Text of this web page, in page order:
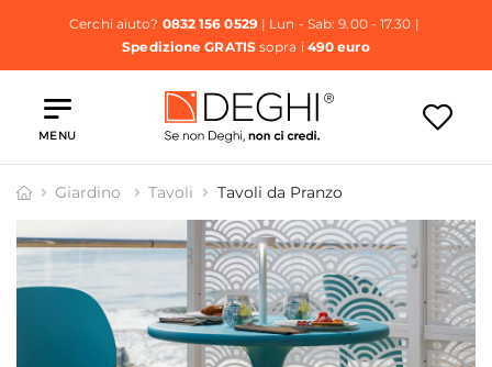
Cerchi aiuto? 0832 156 0529| Lun - Sab: 9.00 - 17.30 |
Spedizione GRATISsopra i 490 euro
MENU
Giardino Tavoli Tavoli da Pranzo